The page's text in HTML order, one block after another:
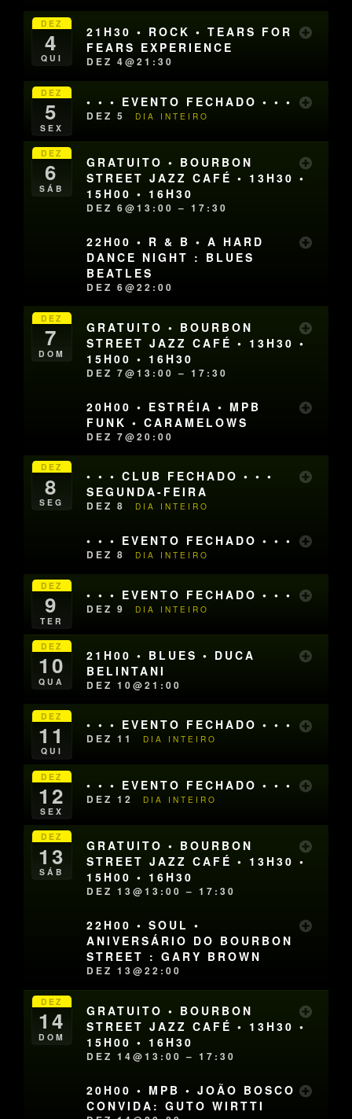
DEZ
4
QUI
21H30 • ROCK • TEARS FOR
FEARS EXPERIENCE
DEZ 4@21:30
DEZ
5
SEX
• • • EVENTO FECHADO • • •
DEZ 5 DIA INTEIRO
DEZ
6
SÁB
GRATUITO • BOURBON
STREET JAZZ CAFÉ • 13H30 •
15H00 • 16H30
DEZ 6@13:00 – 17:30
22H00 • R & B • A HARD
DANCE NIGHT : BLUES
BEATLES
DEZ 6@22:00
DEZ
7
DOM
GRATUITO • BOURBON
STREET JAZZ CAFÉ • 13H30 •
15H00 • 16H30
DEZ 7@13:00 – 17:30
20H00 • ESTRÉIA • MPB
FUNK • CARAMELOWS
DEZ 7@20:00
DEZ
8
SEG
• • • CLUB FECHADO • • •
SEGUNDA-FEIRA
DEZ 8 DIA INTEIRO
• • • EVENTO FECHADO • • •
DEZ 8 DIA INTEIRO
DEZ
9
TER
• • • EVENTO FECHADO • • •
DEZ 9 DIA INTEIRO
DEZ
10
QUA
21H00 • BLUES • DUCA
BELINTANI
DEZ 10@21:00
DEZ
11
QUI
• • • EVENTO FECHADO • • •
DEZ 11 DIA INTEIRO
DEZ
12
SEX
• • • EVENTO FECHADO • • •
DEZ 12 DIA INTEIRO
DEZ
13
SÁB
GRATUITO • BOURBON
STREET JAZZ CAFÉ • 13H30 •
15H00 • 16H30
DEZ 13@13:00 – 17:30
22H00 • SOUL •
ANIVERSÁRIO DO BOURBON
STREET : GARY BROWN
DEZ 13@22:00
DEZ
14
DOM
GRATUITO • BOURBON
STREET JAZZ CAFÉ • 13H30 •
15H00 • 16H30
DEZ 14@13:00 – 17:30
20H00 • MPB • JOÃO BOSCO
CONVIDA: GUTO WIRTTI